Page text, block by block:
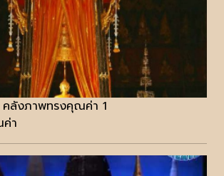
ลังภาพทรงคุณค่า 1
า